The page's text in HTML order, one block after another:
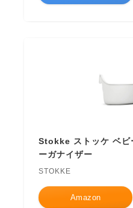
Stokke ストッケ ベビ
ーガナイザー
STOKKE
Amazon